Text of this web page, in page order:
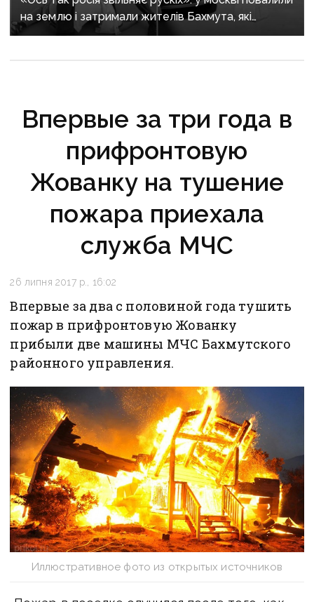
на землю і затримали жителів Бахмута, які
приїхали просити компенсації за житло у путіна
Впервые за три года в
прифронтовую
Жованку на тушение
пожара приехала
служба МЧС
26 липня 2017 р., 16:02
Впервые за два с половиной года тушить
пожар в прифронтовую Жованку
прибыли две машины МЧС Бахмутского
районного управления.
Иллюстративное фото из открытых источников